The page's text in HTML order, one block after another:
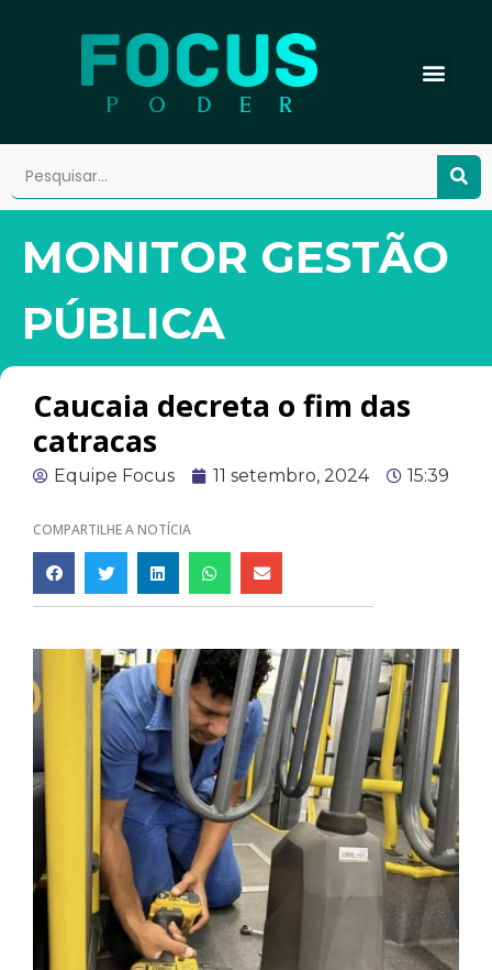
MONITOR GESTÃO
PÚBLICA
Caucaia decreta o fim das
catracas
Equipe Focus 11 setembro, 2024 15:39
COMPARTILHE A NOTÍCIA